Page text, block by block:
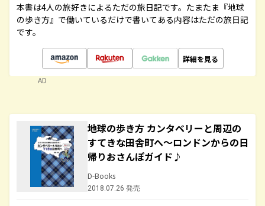
本書は4人の旅好きによるただの旅日記です。たまたま『地球
の歩き方』で働いているだけで書いてある内容はただの旅日記
です。
詳細を見る
AD
地球の歩き方 カンタベリーと周辺の
すてきな田舎町へ～ロンドンからの日
帰りおさんぽガイド♪
D-Books
2018.07.26 発売